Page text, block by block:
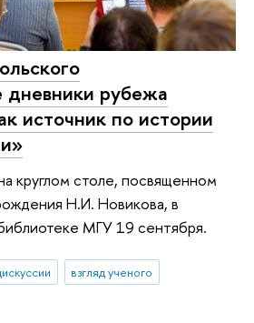
дневники рубежа
источник по истории
круглом столе, посвященном
Н.И. Новикова, в
МГУ 19 сентября.
взгляд ученого